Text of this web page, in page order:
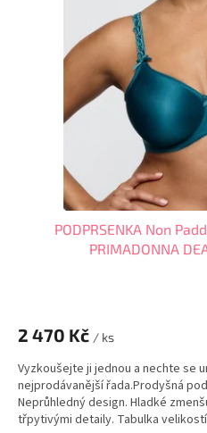
PODPRSENKA Non
PRIMADONNA
2 470 Kč / ks
Vyzkoušejte ji jednou a nechte se
nejprodávanější řada.Prodyšná
Neprůhledný design. Hladké
třpytivými detaily. Tabulka velikostí